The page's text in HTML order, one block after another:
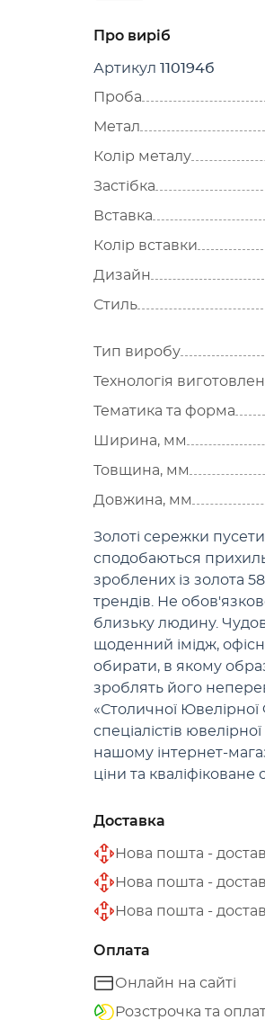
Про виріб
Артикул 110194б
Проба
Метал
Колір металу
Застібка
Вставка
Колір вставки
Дизайн
Стиль
Тип виробу
Технологія
Тематика та форма
Ширина, мм
Товщина, мм
Довжина, мм
Золоті сережки
сподобаються
зроблених із золота
трендів. Не
близьку людину.
щоденний імідж,
обирати, в якому
зроблять його
«Столичної
спеціалістів
нашому інтернет-
ціни та кваліфіковане
Доставка
Нова пошта -
Нова пошта -
Нова пошта -
Оплата
Онлайн на сайті
Розстрочка та